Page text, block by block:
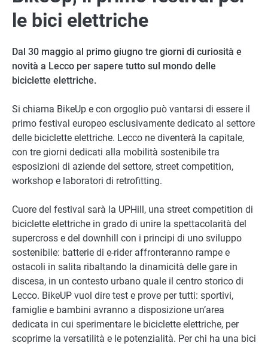
le bici elettriche
Dal 30 maggio al primo giugno tre giorni di curiosità e
novità a Lecco per sapere tutto sul mondo delle
biciclette elettriche.
Si chiama BikeUp e con orgoglio può vantarsi di essere il
primo festival europeo esclusivamente dedicato al settore
delle biciclette elettriche. Lecco ne diventerà la capitale,
con tre giorni dedicati alla mobilità sostenibile tra
esposizioni di aziende del settore, street competition,
workshop e laboratori di retrofitting.
Cuore del festival sarà la UPHill, una street competition di
biciclette elettriche in grado di unire la spettacolarità del
supercross e del downhill con i principi di uno sviluppo
sostenibile: batterie di e-rider affronteranno rampe e
ostacoli in salita ribaltando la dinamicità delle gare in
discesa, in un contesto urbano quale il centro storico di
Lecco. BikeUP vuol dire test e prove per tutti: sportivi,
famiglie e bambini avranno a disposizione un’area
dedicata in cui sperimentare le biciclette elettriche, per
scoprirne la versatilità e le potenzialità. Per chi ha una bici